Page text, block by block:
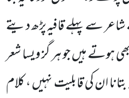
سے پہلے قافیہ پڑھ دیتے
ہوتے ہیں جو ہر گز ویسا شعر
بتانا ان کی قابلیت نہیں ، کلام